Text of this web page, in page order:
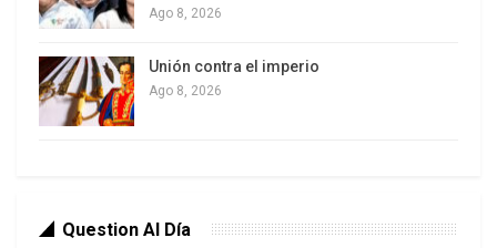
Ago 8, 2026
Unión contra el imperio
Ago 8, 2026
Question Al Día